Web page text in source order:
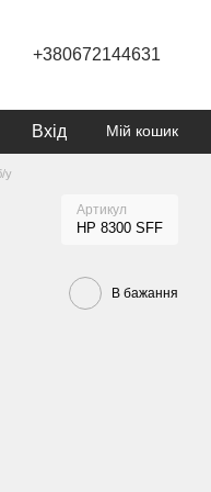
+380672144631
Вхід Мій кошик
у
Артикул
HP 8300 SFF
В бажання